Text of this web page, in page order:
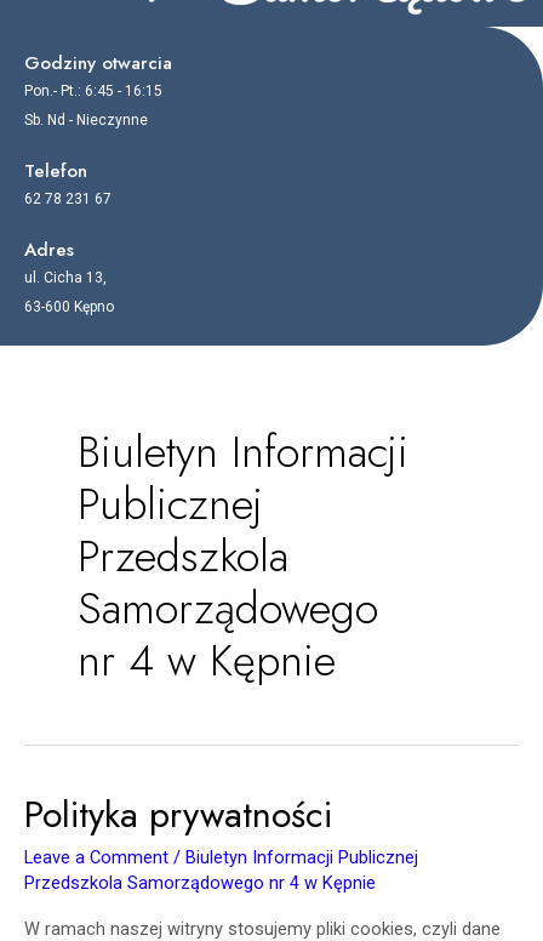
Godziny otwarcia
Pon.- Pt.: 6:45 - 16:15
Sb. Nd - Nieczynne
Telefon
62 78 231 67
Adres
ul. Cicha 13,
63-600 Kępno
Biuletyn Informacji
Publicznej
Przedszkola
Samorządowego
nr 4 w Kępnie
Polityka prywatności
Leave a Comment / Biuletyn Informacji Publicznej
Przedszkola Samorządowego nr 4 w Kępnie
W ramach naszej witryny stosujemy pliki cookies, czyli dane
Polityka
prywatności